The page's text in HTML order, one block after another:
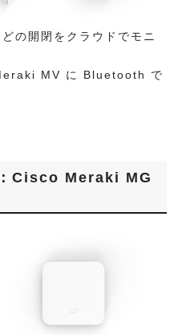
の開閉をクラウドでモニ
MV に Bluetooth で
Cisco Meraki MG